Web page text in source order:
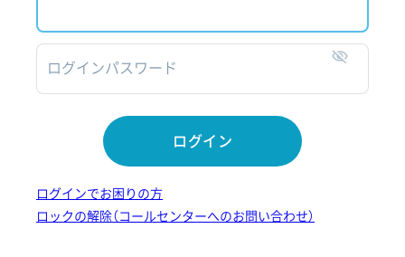
ログインパスワード
ログイン
ログインでお困りの方
ロックの解除（コールセンターへのお問い合わせ）